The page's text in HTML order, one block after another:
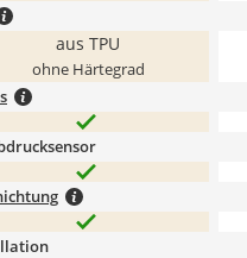
aus TPU
ohne Härtegrad